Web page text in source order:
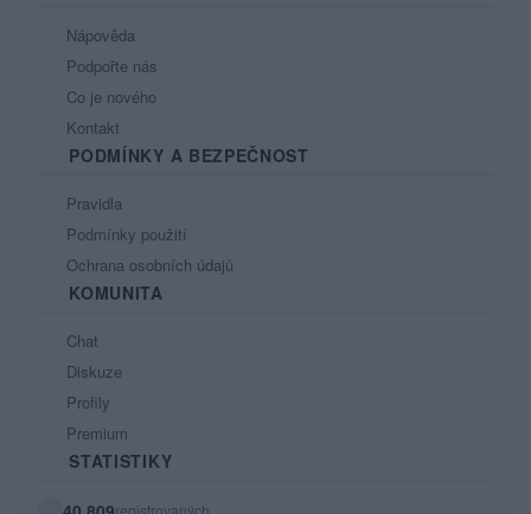
Nápověda
Podpořte nás
Co je nového
Kontakt
PODMÍNKY A BEZPEČNOST
Pravidla
Podmínky použití
Ochrana osobních údajů
KOMUNITA
Chat
Diskuze
Profily
Premium
STATISTIKY
registrovaných